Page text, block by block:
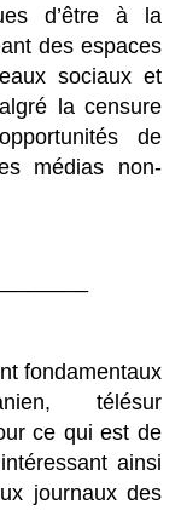
d’être à la
des espaces
sociaux et
la censure
de
médias non-
fondamentaux
télésur
ce qui est de
ainsi
journaux des